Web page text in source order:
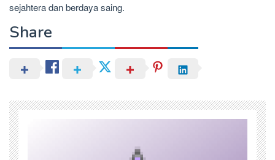
sejahtera dan berdaya saing.
Share